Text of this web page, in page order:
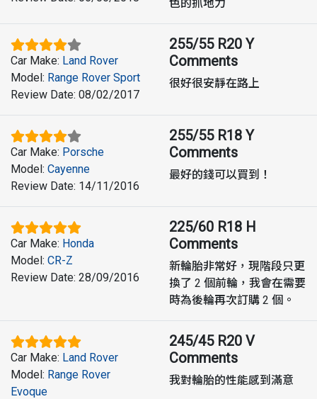
色的抓地力
Car Make: Land Rover
Model: Range Rover Sport
Review Date: 08/02/2017
255/55 R20 Y
Comments
很好很安靜在路上
Car Make: Porsche
Model: Cayenne
Review Date: 14/11/2016
255/55 R18 Y
Comments
最好的錢可以買到！
Car Make: Honda
Model: CR-Z
Review Date: 28/09/2016
225/60 R18 H
Comments
新輪胎非常好，現階段只更
換了 2 個前輪，我會在需要
時為後輪再次訂購 2 個。
Car Make: Land Rover
Model: Range Rover
Evoque
245/45 R20 V
Comments
我對輪胎的性能感到滿意